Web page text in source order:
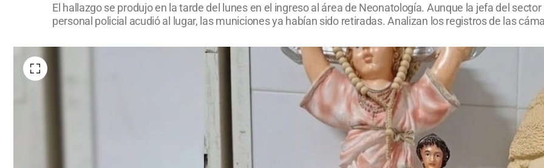
El hallazgo se produjo en la tarde del lunes en el ingreso al área de Neonatología. Aunque la jefa del
personal policial acudió al lugar, las municiones ya habían sido retiradas. Analizan los registros de las